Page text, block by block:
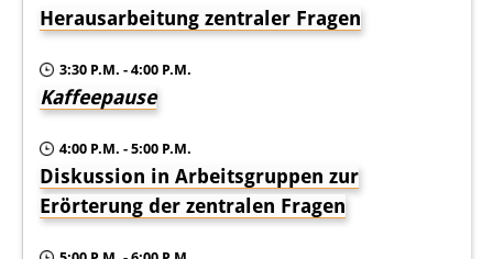
Series of Lectures
Symposia and Conferences
Workshops
Other Events
Publications
Herausarbeitung zentraler Fragen
3:30 P.M. - 4:00 P.M.
Kaffeepause
4:00 P.M. - 5:00 P.M.
Diskussion in Arbeitsgruppen zur
Erörterung der zentralen Fragen